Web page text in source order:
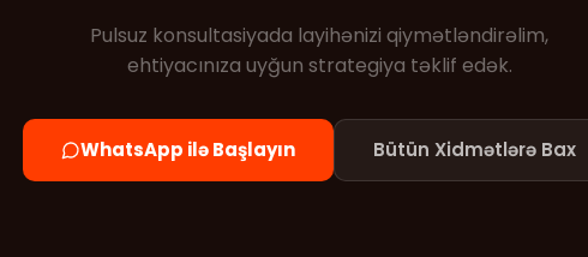
Pulsuz konsultasiyada layihənizi qiymətləndirəlim,
ehtiyacınıza uyğun strategiya təklif edək.
WhatsApp ilə Başlayın Bütün Xidmətlərə Bax